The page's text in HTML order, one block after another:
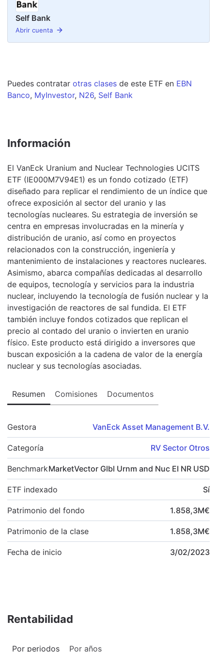
Self Bank
Abrir cuenta
Puedes contratar otras clases de este ETF en EBN
Banco, MyInvestor, N26, Self Bank
Información
El VanEck Uranium and Nuclear Technologies UCITS
ETF (IE000M7V94E1) es un fondo cotizado (ETF)
diseñado para replicar el rendimiento de un índice que
ofrece exposición al sector del uranio y las
tecnologías nucleares. Su estrategia de inversión se
centra en empresas involucradas en la minería y
distribución de uranio, así como en proyectos
relacionados con la construcción, ingeniería y
mantenimiento de instalaciones y reactores nucleares.
Asimismo, abarca compañías dedicadas al desarrollo
de equipos, tecnología y servicios para la industria
nuclear, incluyendo la tecnología de fusión nuclear y la
investigación de reactores de sal fundida. El ETF
también incluye fondos cotizados que replican el
precio al contado del uranio o invierten en uranio
físico. Este producto está dirigido a inversores que
buscan exposición a la cadena de valor de la energía
nuclear y sus tecnologías asociadas.
Resumen Comisiones Documentos
Gestora VanEck Asset Management B.V.
Categoría RV Sector Otros
BenchmarkMarketVector Glbl Urnm and Nuc EI NR USD
ETF indexado Sí
Patrimonio del fondo 1.858,3M€
Patrimonio de la clase 1.858,3M€
Fecha de inicio 3/02/2023
Rentabilidad
Por periodos Por años